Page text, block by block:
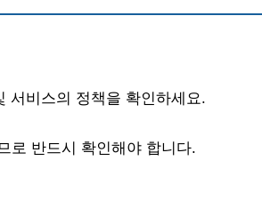
서비스의 정책을 확인하세요.
로 반드시 확인해야 합니다.